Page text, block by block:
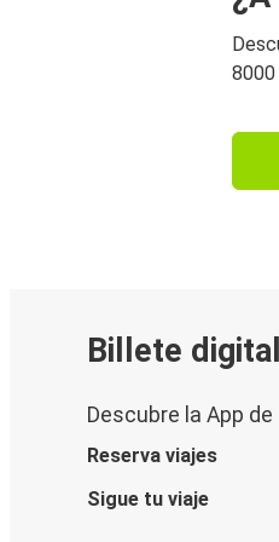
8000
Billete
Descubre la App de
Reserva viajes
Sigue tu viaje